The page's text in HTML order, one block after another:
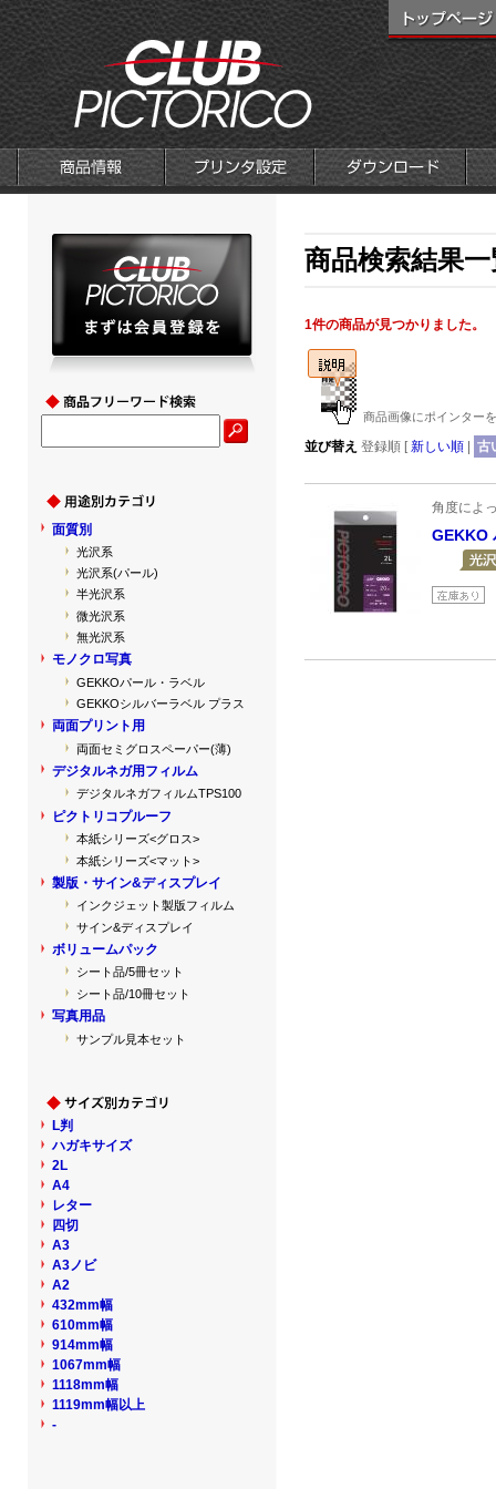
商品検索結果
1件の商品が見つかりました。
商品画像にポインター
並び替え 登録順 [新しい順 古
角度によ
GEKKO
面質別
光沢系
光沢系(パール)
半光沢系
微光沢系
無光沢系
モノクロ写真
GEKKOパール・ラベル
GEKKOシルバーラベル プラス
両面プリント用
両面セミグロスペーパー(薄)
デジタルネガ用フィルム
デジタルネガフィルムTPS100
ピクトリコプルーフ
本紙シリーズ<グロス>
本紙シリーズ<マット>
製版・サイン&ディスプレイ
インクジェット製版フィルム
サイン&ディスプレイ
ボリュームパック
シート品/5冊セット
シート品/10冊セット
写真用品
サンプル見本セット
L判
ハガキサイズ
2L
A4
レター
四切
A3
A3ノビ
A2
432mm幅
610mm幅
914mm幅
1067mm幅
1118mm幅
1119mm幅以上
-